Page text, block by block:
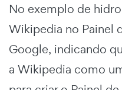
No exemplo de
Wikipedia no Painel
Google, indicando
a Wikipedia como